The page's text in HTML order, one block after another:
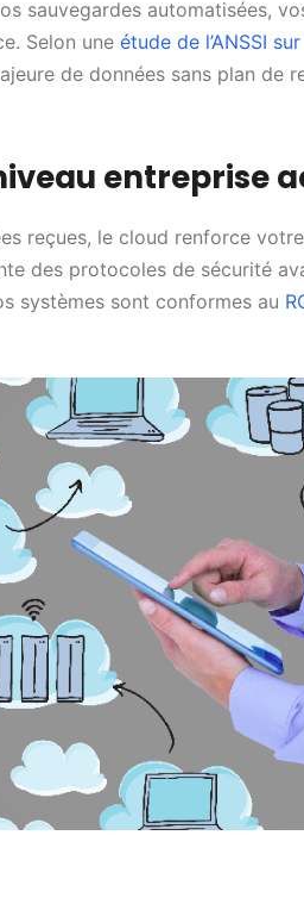
sauvegardes automatisées,
Selon une étude de l’ANSSI
de données sans plan de
entreprise
reçues, le cloud renforce
des protocoles de sécurité
systèmes sont conformes au